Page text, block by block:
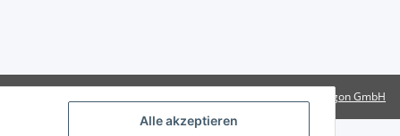
Alle akzeptieren
Rotragon GmbH